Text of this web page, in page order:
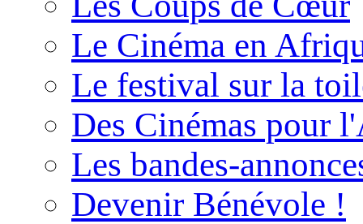
Le Cinéma en
Le festival sur la
Des Cinémas pour
Les bandes-
Devenir Bénévole !